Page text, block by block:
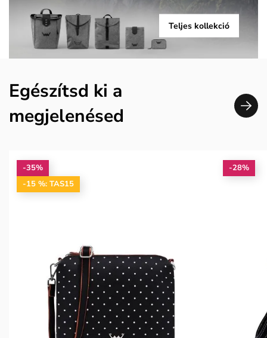
Teljes kollekció
Egészítsd ki a
megjelenésed
-35%
-15 %: TAS15
-28%